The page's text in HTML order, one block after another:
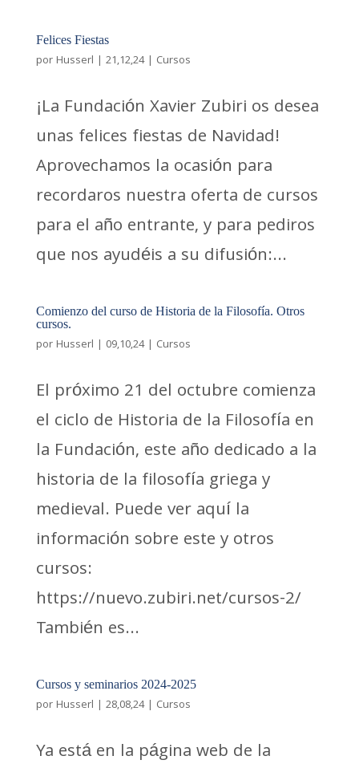
Felices Fiestas
por Husserl | 21,12,24| Cursos
¡La Fundación Xavier Zubiri os desea
unas felices fiestas de Navidad!
Aprovechamos la ocasión para
recordaros nuestra oferta de cursos
para el año entrante, y para pediros
que nos ayudéis a su difusión:...
Comienzo del curso de Historia de la Filosofía. Otros
cursos.
por Husserl | 09,10,24| Cursos
El próximo 21 del octubre comienza
el ciclo de Historia de la Filosofía en
la Fundación, este año dedicado a la
historia de la filosofía griega y
medieval. Puede ver aquí la
información sobre este y otros
cursos:
https://nuevo.zubiri.net/cursos-2/
También es...
Cursos y seminarios 2024-2025
por Husserl | 28,08,24| Cursos
Ya está en la página web de la